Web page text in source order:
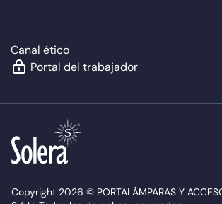
Canal ético
Portal del trabajador
Copyright 2026 © PORTALÁMPARAS Y